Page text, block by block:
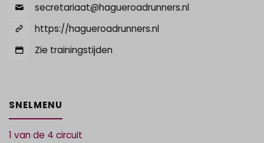
secretariaat@hagueroadrunners.nl
https://hagueroadrunners.nl
Zie trainingstijden
SNELMENU
1 van de 4 circuit